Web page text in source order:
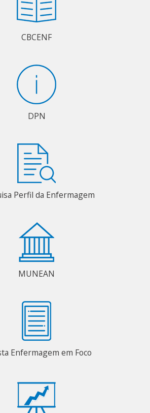
CBCENF
DPN
Perfil da Enfermagem
MUNEAN
Enfermagem em Foco